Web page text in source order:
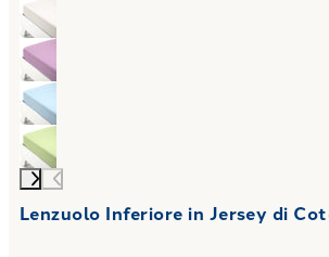
Lenzuolo Inferiore in Jersey di